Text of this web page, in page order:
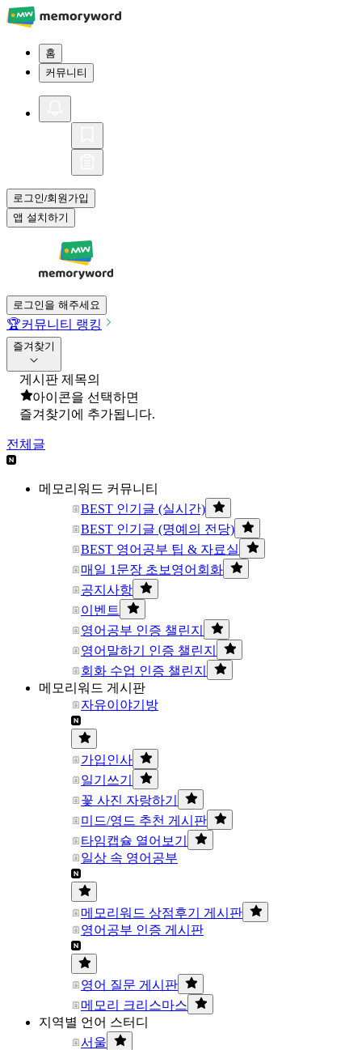
홈
커뮤니티
로그인/회원가입
앱 설치하기
로그인을 해주세요
🏆커뮤니티 랭킹
즐겨찾기
게시판 제목의
아이콘을 선택하면
즐겨찾기에 추가됩니다.
전체글
메모리워드 커뮤니티
BEST 인기글 (실시간)
BEST 인기글 (명예의 전당)
BEST 영어공부 팁 & 자료실
매일 1문장 초보영어회화
공지사항
이벤트
영어공부 인증 챌린지
영어말하기 인증 챌린지
회화 수업 인증 챌린지
메모리워드 게시판
자유이야기방
가입인사
일기쓰기
꽃 사진 자랑하기
미드/영드 추천 게시판
타임캡슐 열어보기
일상 속 영어공부
메모리워드 상점후기 게시판
영어공부 인증 게시판
영어 질문 게시판
메모리 크리스마스
지역별 언어 스터디
서울